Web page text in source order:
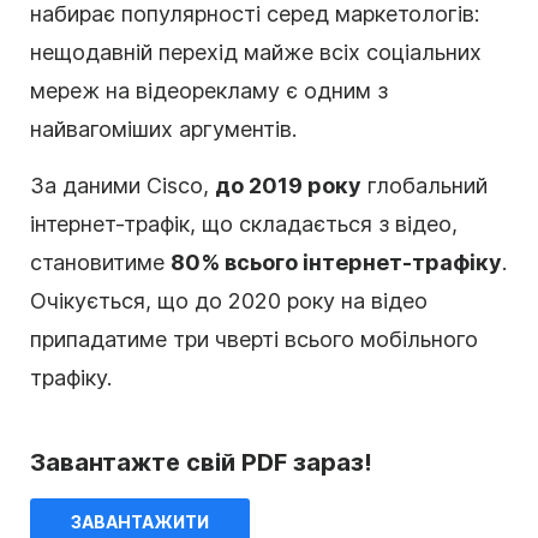
За даними Cisco, до 2019 року глобальний
інтернет-трафік, що складається з відео,
становитиме 80% всього інтернет-трафіку.
Очікується, що до 2020 року на відео
припадатиме три чверті всього мобільного
трафіку.
набирає популярності серед маркетологів:
нещодавній перехід майже всіх соціальних
мереж на відеорекламу є одним з
найвагоміших аргументів.
Завантажте свій PDF зараз!
ЗАВАНТАЖИТИ